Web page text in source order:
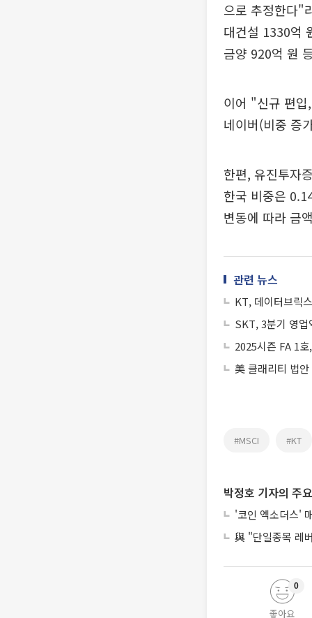
으로 추정한다"
대건설 1330억
금양 920억 원
이어 "신규 편
네이버(비중 증
한편, 유진투자
한국 비중은
변동에 따라 금
관련 뉴스
KT, 데이터브릭
SKT, 3분기 영
2025시즌 FA 1
美 클래리티 법
#MSCI #KT
박정호 기자의 주
'코인 엑소더스'
與 "단일종목 레
좋아요
0